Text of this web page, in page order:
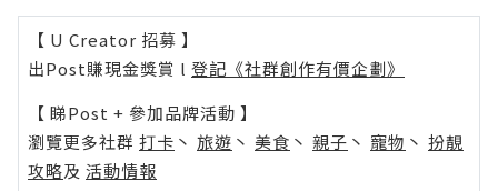
【 U Creator 招募 】
出Post賺現金獎賞 l 登記《社群創作有價企劃》
【 睇Post + 參加品牌活動 】
瀏覽更多社群 打卡 丶 旅遊 丶 美食 丶 親子 丶 寵物 丶 扮靚
攻略及 活動情報